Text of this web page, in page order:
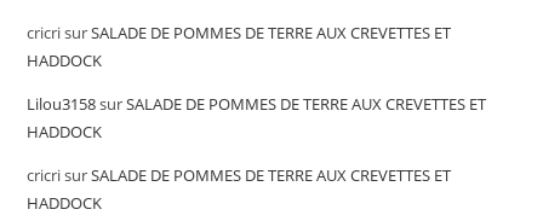
cricrisurSALADE DE POMMES DE TERRE AUX CREVETTES ET
HADDOCK
Lilou3158surSALADE DE POMMES DE TERRE AUX CREVETTES ET
HADDOCK
cricrisurSALADE DE POMMES DE TERRE AUX CREVETTES ET
HADDOCK